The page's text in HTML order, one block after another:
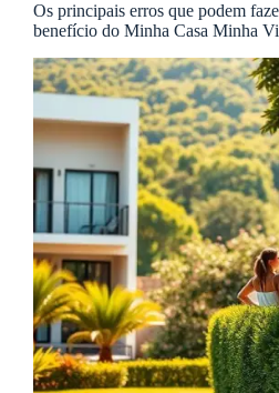
Os principais erros que podem
benefício do Minha Casa Minha